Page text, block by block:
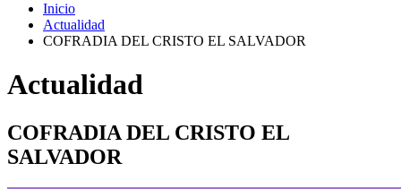
Inicio
Actualidad
COFRADIA DEL CRISTO EL SALVADOR
Actualidad
COFRADIA DEL CRISTO EL
SALVADOR